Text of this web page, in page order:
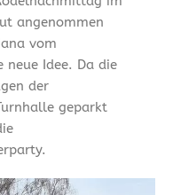
angenommen
vom
neue Idee. Da die
der
geparkt